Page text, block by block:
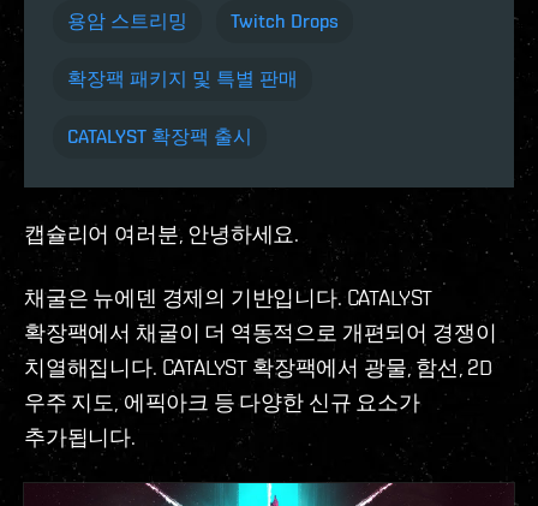
용암 스트리밍 Twitch Drops
확장팩 패키지 및 특별 판매
CATALYST 확장팩 출시
캡슐리어 여러분, 안녕하세요.
채굴은 뉴에덴 경제의 기반입니다. CATALYST
확장팩에서 채굴이 더 역동적으로 개편되어 경쟁이
치열해집니다. CATALYST 확장팩에서 광물, 함선, 2D
우주 지도, 에픽아크 등 다양한 신규 요소가
추가됩니다.